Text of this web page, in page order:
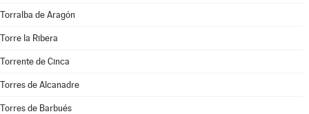
Torralba de Aragón
Torre la Ribera
Torrente de Cinca
Torres de Alcanadre
Torres de Barbués